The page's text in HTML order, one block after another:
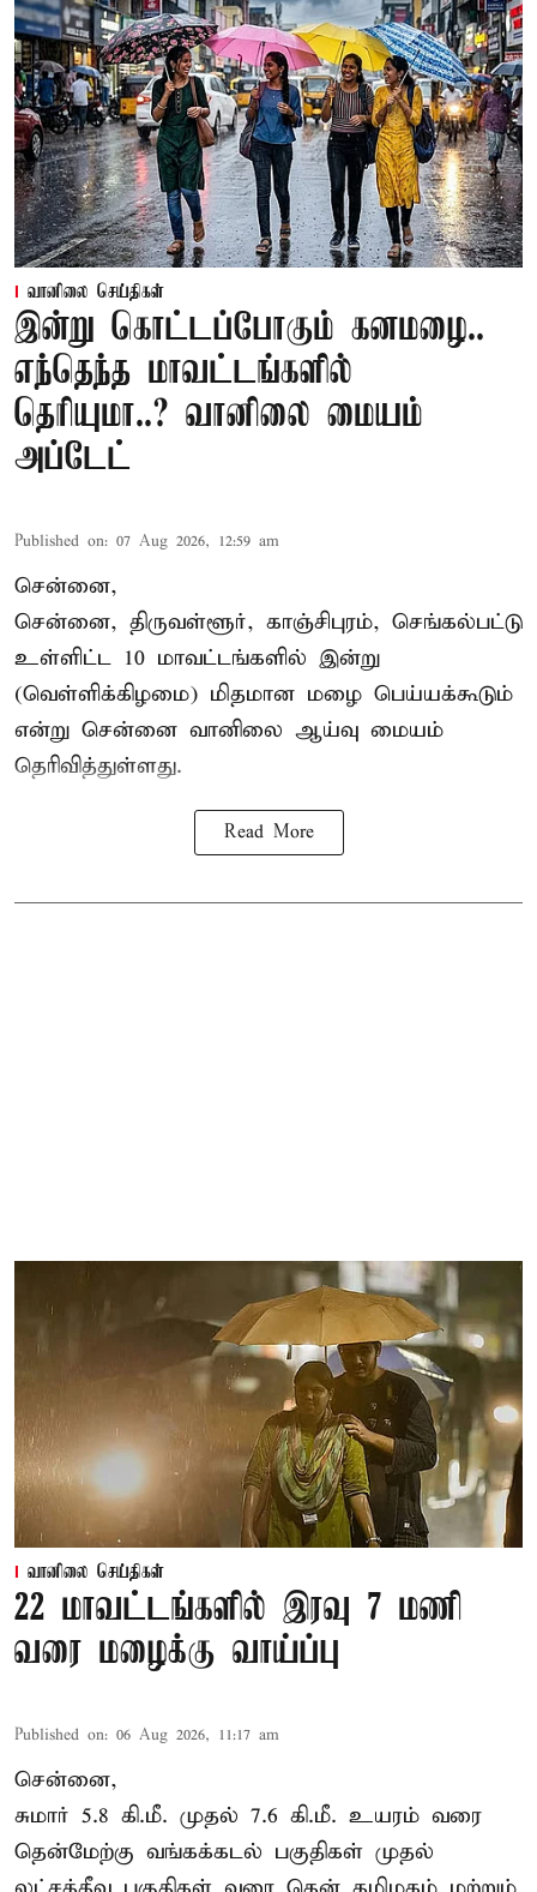
வானிலை செய்திகள்
இன்று கொட்டப்போகும் கனமழை..
எந்தெந்த மாவட்டங்களில்
தெரியுமா..? வானிலை மையம்
அப்டேட்
Published on: 07 Aug 2026, 12:59 am
சென்னை,
சென்னை, திருவள்ளூர், காஞ்சிபுரம், செங்கல்பட்டு
உள்ளிட்ட 10 மாவட்டங்களில் இன்று
(வெள்ளிக்கிழமை) மிதமான மழை பெய்யக்கூடும்
என்று சென்னை வானிலை ஆய்வு மையம்
தெரிவித்துள்ளது.
Read More
வானிலை செய்திகள்
22 மாவட்டங்களில் இரவு 7 மணி
வரை மழைக்கு வாய்ப்பு
Published on: 06 Aug 2026, 11:17 am
சென்னை,
சுமார் 5.8 கி.மீ. முதல் 7.6 கி.மீ. உயரம் வரை
தென்மேற்கு வங்கக்கடல் பகுதிகள் முதல்